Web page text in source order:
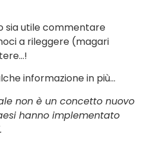
sia utile commentare
a rileggere (magari
informazione in più…
non è un concetto nuovo
hanno implementato